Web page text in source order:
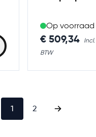
Op voorraad
€ 509,34
1 2